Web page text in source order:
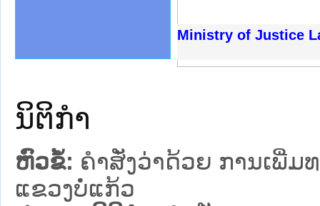
Ministry of Justice
ຊາຊົນ ພາກເໜືອ
ການ
ກາງ
ກໃຕ້
ນຕຳຫຼວດປະຊາຊົນ
ສັນຕິບານປະຊາຊົນ
ກເໜືອ
ຊາຊົນ ພາກກາງ
ນິຕິກໍາ
ຫົວຂໍ້: ຄຳສັ່ງວ່າດ້ວຍ ການເພີ່
ແຂວງບໍ່ແກ້ວ